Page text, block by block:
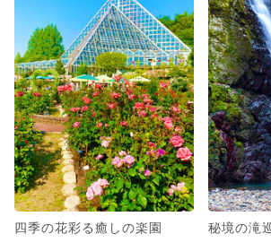
四季の花彩る癒しの楽園 秘境の滝